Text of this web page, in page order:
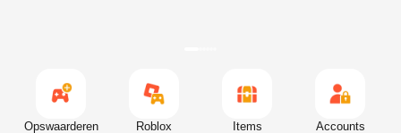
Opswaarderen Roblox Items Accounts